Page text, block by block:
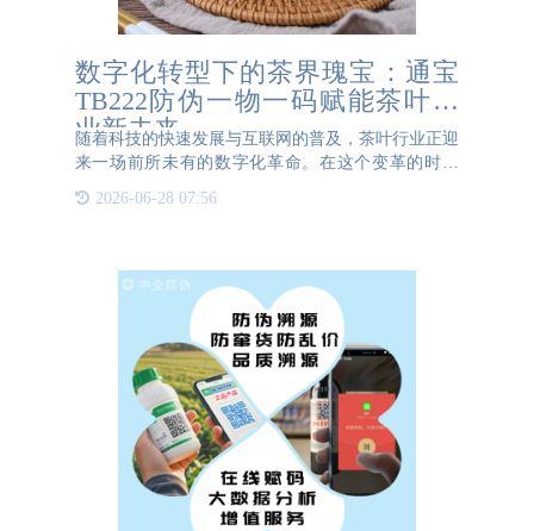
数字化转型下的茶界瑰宝：通宝
TB222防伪一物一码赋能茶叶产
业新未来
随着科技的快速发展与互联网的普及，茶叶行业正迎
来一场前所未有的数字化革命。在这个变革的时代
动产业升级、提升品牌价值以及保障消费者权益的关
2026-06-28 07:56